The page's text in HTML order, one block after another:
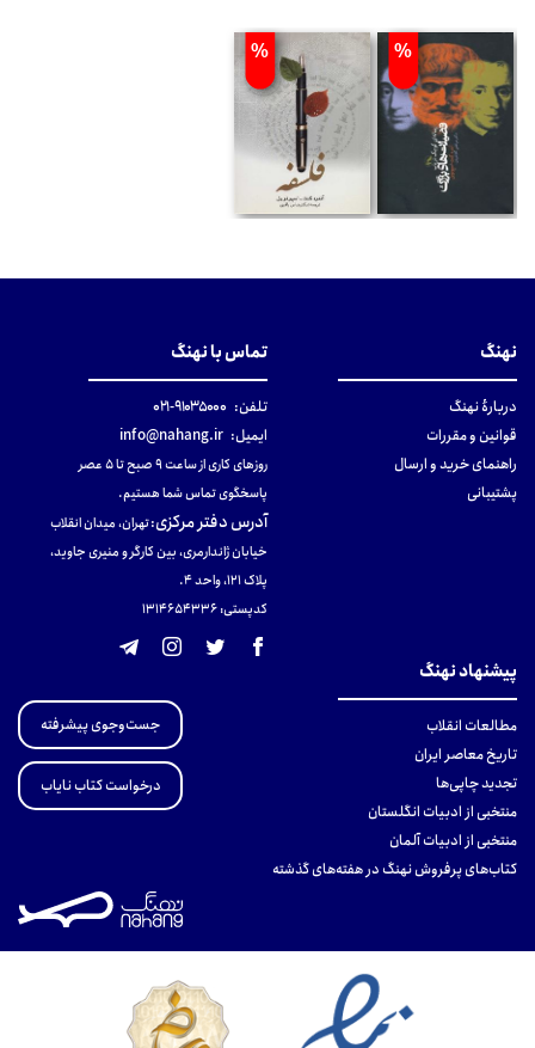
%
%
نهنگ
دربارهٔ نهنگ
قوانین و مقررات
راهنمای خرید و ارسال
پشتیبانی
تماس با نهنگ
تلفن: ۹۱۰۳۵۰۰۰-۰۲۱
ایمیل: info@nahang.ir
روزهای کاری از ساعت ۹ صبح تا ۵ عصر
پاسخگوی تماس شما هستیم.
آدرس دفتر مرکزی:تهران، میدان انقلاب
خیابان ژاندارمری، بین کارگر و منیری جاوید،
پلاک 121، واحد ۴.
کدپستی: 131465433۶
پیشنهاد نهنگ
مطالعات انقلاب
تاریخ معاصر ایران
تجدید چاپی‌ها
منتخبی از ادبیات انگلستان
منتخبی از ادبیات آلمان
کتاب‌های پرفروش نهنگ در هفته‌های گذشته
جست‌وجوی پیشرفته
درخواست کتاب نایاب